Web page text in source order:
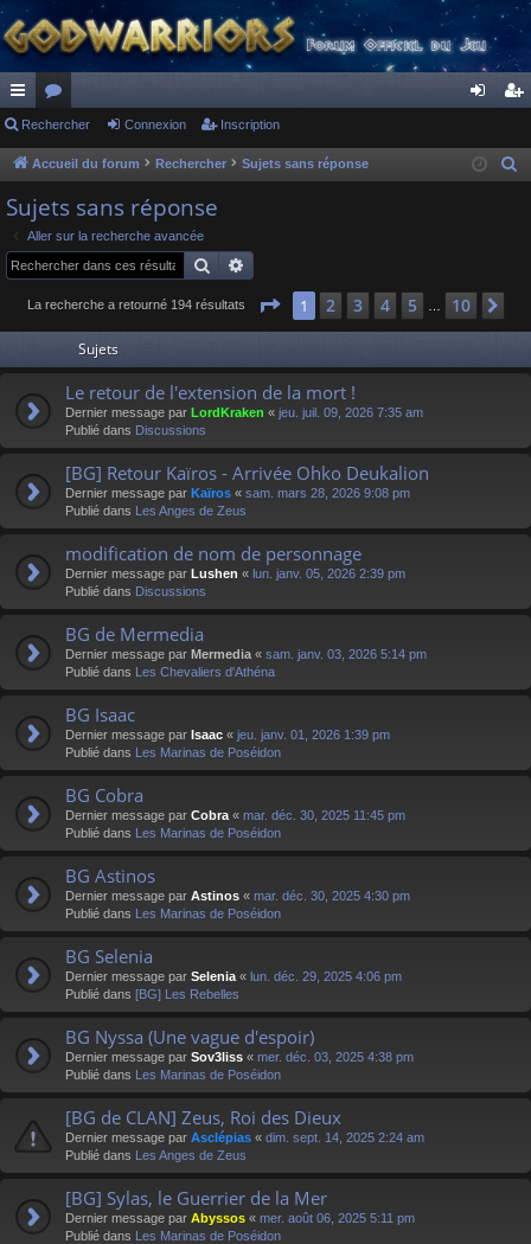
ac
co
ur
ci
s
or
u
s
ne cri
Rechercher Connexion Inscription
Accueil du forum Rechercher Sujets sans réponse
e
Sujets sans réponse
Aller sur la recherche avancée
Rechercher
La recherche a retourné 194 résultats Page 1sur 10
1 2 3 4 5 10
Sujets
Le retour de l'extension de la mort !
Dernier message par LordKraken « jeu. juil. 09, 2026 7:35 am
Publié dans Discussions
[BG] Retour Kaïros - Arrivée Ohko Deukalion
Dernier message par Kaïros « sam. mars 28, 2026 9:08 pm
Publié dans Les Anges de Zeus
modification de nom de personnage
Dernier message par Lushen « lun. janv. 05, 2026 2:39 pm
Publié dans Discussions
BG de Mermedia
Dernier message par Mermedia « sam. janv. 03, 2026 5:14 pm
Publié dans Les Chevaliers d'Athéna
BG Isaac
Dernier message par Isaac « jeu. janv. 01, 2026 1:39 pm
Publié dans Les Marinas de Poséidon
BG Cobra
Dernier message par Cobra « mar. déc. 30, 2025 11:45 pm
Publié dans Les Marinas de Poséidon
BG Astinos
Dernier message par Astinos « mar. déc. 30, 2025 4:30 pm
Publié dans Les Marinas de Poséidon
BG Selenia
Dernier message par Selenia « lun. déc. 29, 2025 4:06 pm
Publié dans [BG] Les Rebelles
BG Nyssa (Une vague d'espoir)
Dernier message par Sov3liss « mer. déc. 03, 2025 4:38 pm
Publié dans Les Marinas de Poséidon
[BG de CLAN] Zeus, Roi des Dieux
Dernier message par Asclépias « dim. sept. 14, 2025 2:24 am
Publié dans Les Anges de Zeus
[BG] Sylas, le Guerrier de la Mer
Dernier message par Abyssos « mer. août 06, 2025 5:11 pm
Publié dans Les Marinas de Poséidon